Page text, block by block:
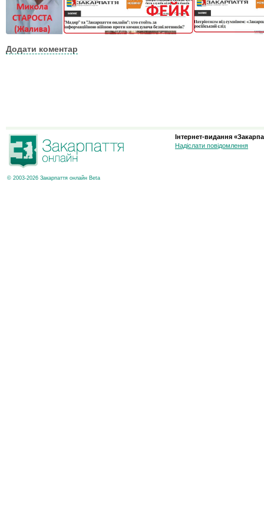
Додати коментар
© 2003-2026 Закарпаття онлайн Beta
Інтернет-видання
Надіслати повідомлення